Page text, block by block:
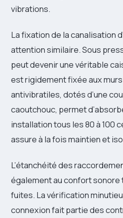
vibrations.
La fixation de la canalisation
attention similaire. Sous
peut devenir une véritable
est rigidement fixée aux
antivibratiles, dotés d’une
caoutchouc, permet
installation tous les 80 à 100
assure à la fois maintien et
L’étanchéité des
également au confort sonore
fuites. La vérification
connexion fait partie des